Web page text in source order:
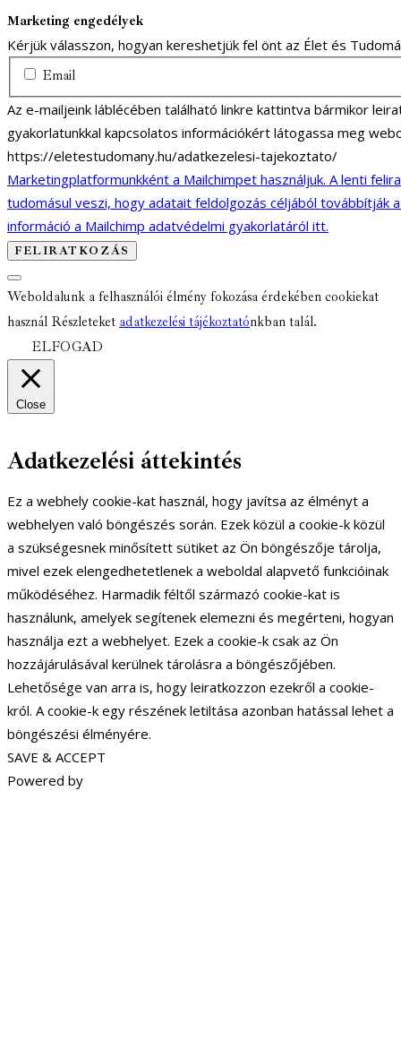
Marketing engedélyek
Kérjük válasszon, hogyan kereshetjük fel önt az Élet és
Email
Az e-mailjeink láblécében található linkre kattintva bármikor
gyakorlatunkkal kapcsolatos információkért látogassa meg
https://eletestudomany.hu/adatkezelesi-tajekoztato/
Marketingplatformunkként a Mailchimpet használjuk. A lenti
tudomásul veszi, hogy adatait feldolgozás céljából továbbítják
információ a Mailchimp adatvédelmi gyakorlatáról itt.
Weboldalunk a felhasználói élmény fokozása érdekében cookiekat
használ Részleteket adatkezelési tájékoztatónkban talál.
ELFOGAD
Close
Adatkezelési áttekintés
Ez a webhely cookie-kat használ, hogy javítsa az élményt a
webhelyen való böngészés során. Ezek közül a cookie-k közül
a szükségesnek minősített sütiket az Ön böngészője tárolja,
mivel ezek elengedhetetlenek a weboldal alapvető funkcióinak
működéséhez. Harmadik féltől származó cookie-kat is
használunk, amelyek segítenek elemezni és megérteni, hogyan
használja ezt a webhelyet. Ezek a cookie-k csak az Ön
hozzájárulásával kerülnek tárolásra a böngészőjében.
Lehetősége van arra is, hogy leiratkozzon ezekről a cookie-
król. A cookie-k egy részének letiltása azonban hatással lehet a
böngészési élményére.
SAVE & ACCEPT
Powered by